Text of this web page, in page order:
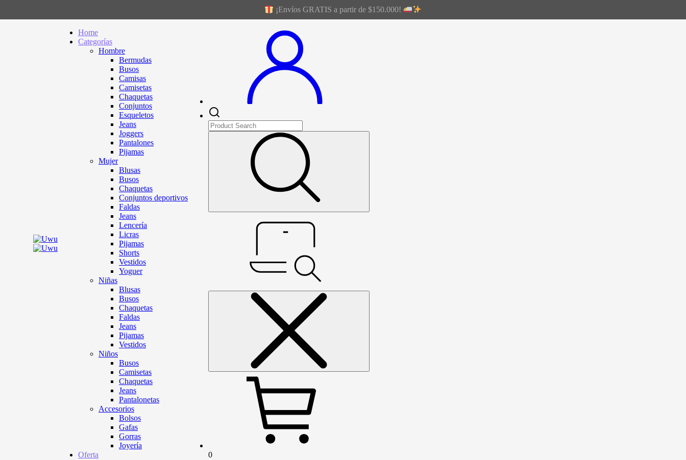
¡Envíos GRATIS a partir de $150.000!
Home
Categorías
Hombre
Bermudas
Busos
Camisas
Camisetas
Chaquetas
Conjuntos
Esqueletos
Jeans
Joggers
Pantalones
Pijamas
Mujer
Blusas
Busos
Chaquetas
Conjuntos deportivos
Faldas
Jeans
Lencería
Licras
Pijamas
Shorts
Vestidos
Yoguer
Niñas
Blusas
Busos
Chaquetas
Faldas
Jeans
Pijamas
Vestidos
Niños
Busos
Camisetas
Chaquetas
Jeans
Pantalonetas
Accesorios
Bolsos
Gafas
Gorras
Joyería
Oferta
0